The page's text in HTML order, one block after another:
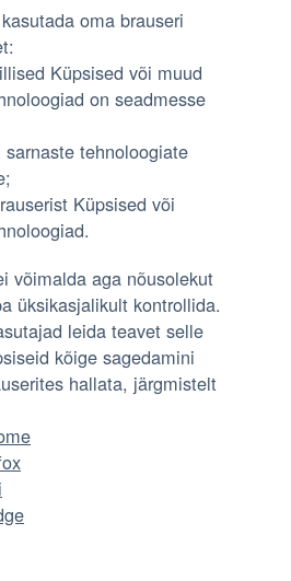
oma brauseri
Küpsised või muud
on seadmesse
tehnoloogiate
Küpsised või
võimalda aga nõusolekut
üksikasjalikult kontrollida.
leida teavet selle
kõige sagedamini
hallata, järgmistelt